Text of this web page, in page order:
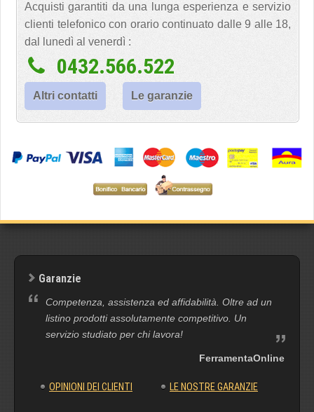
Acquisti garantiti da una lunga esperienza e servizio
clienti telefonico con orario continuato dalle 9 alle 18,
dal lunedì al venerdì :
0432.566.522
Altri contatti Le garanzie
Garanzie
Competenza, assistenza ed affidabilità. Oltre ad un
listino prodotti assolutamente competitivo. Un
servizio studiato per chi lavora!
FerramentaOnline
OPINIONI DEI CLIENTI LE NOSTRE GARANZIE